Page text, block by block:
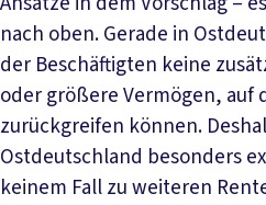
nach oben. Gerade in
der Beschäftigten keine
oder größere Vermögen, auf
zurückgreifen können.
Ostdeutschland besonders
keinem Fall zu weiteren